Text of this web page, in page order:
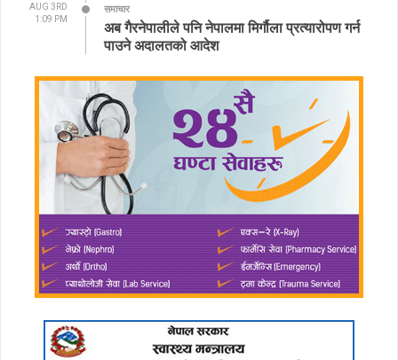
AUG 3RD
1:09 PM
समाचार
अब गैरनेपालीले पनि नेपालमा मिर्गौला प्रत्यारोपण गर्न
पाउने अदालतको आदेश